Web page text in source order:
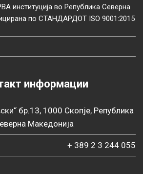
институција во Република Северна
по СТАНДАРДОТ ISO 9001:2015
информации
бр.13, 1000 Скопје, Република
Македонија
+ 389 2 3 244 055